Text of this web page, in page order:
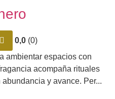
0,0 (0)
ambientar espacios con
acompaña rituales
y avance. Per...